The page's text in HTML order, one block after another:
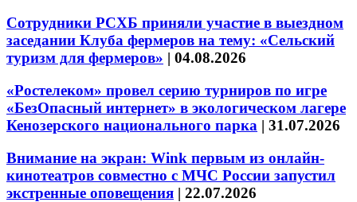
Сотрудники РСХБ приняли участие в выездном
заседании Клуба фермеров на тему: «Сельский
туризм для фермеров» | 04.08.2026
«Ростелеком» провел серию турниров по игре
«БезОпасный интернет» в экологическом лагере
Кенозерского национального парка | 31.07.2026
Внимание на экран: Wink первым из онлайн-
кинотеатров совместно с МЧС России запустил
экстренные оповещения | 22.07.2026